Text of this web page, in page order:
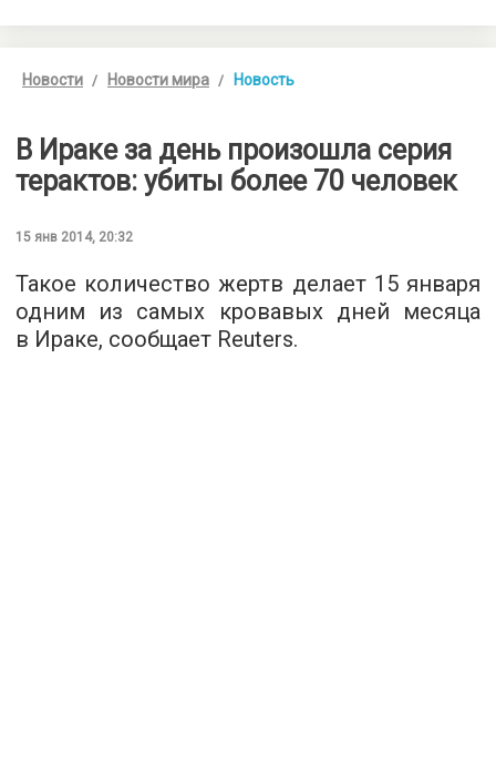
Новости Новости мира Новость
В Ираке за день произошла серия
терактов: убиты более 70 человек
15 янв 2014, 20:32
Такое количество жертв делает 15 января
одним из самых кровавых дней месяца
в Ираке, сообщает Reuters.